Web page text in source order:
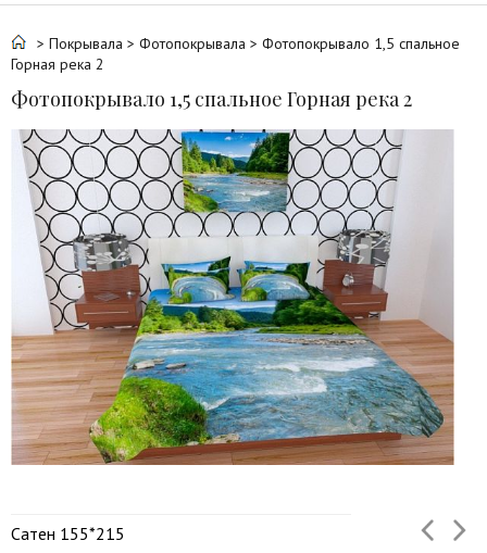
> Покрывала > Фотопокрывала > Фотопокрывало 1,5 спальное
Горная река 2
Фотопокрывало 1,5 спальное Горная река 2
Сатен 155*215